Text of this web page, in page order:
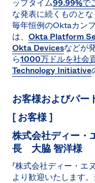
ップタイム99.99%で
な発表に続くものと
毎年恒例のOktaカンフ
は、 Okta Platform
Okta Devicesなどが
ら1000万ドルを社会
Technology Initiative
お客様およびパー
[ お客様 ]
株式会社ディー
長 大脇 智洋様
「株式会社ディー・
より歓迎いたします